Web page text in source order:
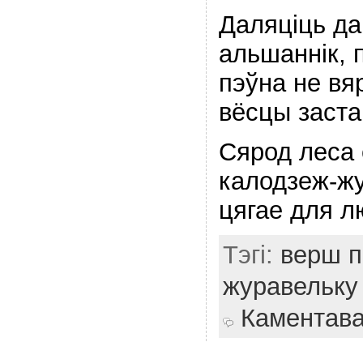
Даляцiць
альшаннiк,
пэўна не
вёсцы
Сярод леса
калодзеж-
цягае для
Тэгі: верш
журавельку